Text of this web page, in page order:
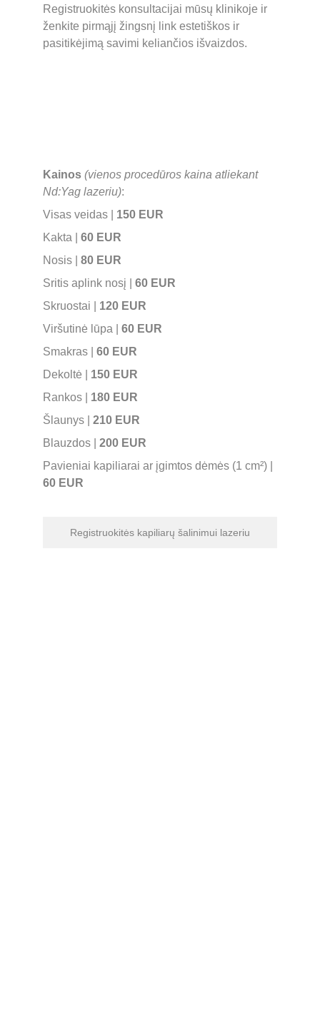
Registruokitės konsultacijai mūsų klinikoje ir
ženkite pirmąjį žingsnį link estetiškos ir
pasitikėjimą savimi keliančios išvaizdos.
Registruokitės kapiliarų šalinimui lazeriu
Kainos (vienos procedūros kaina atliekant
Nd:Yag lazeriu):
Visas veidas | 150 EUR
Kakta | 60 EUR
Nosis | 80 EUR
Sritis aplink nosį | 60 EUR
Skruostai | 120 EUR
Viršutinė lūpa | 60 EUR
Smakras | 60 EUR
Dekoltė |
150 EUR
Rankos | 180 EUR
Šlaunys | 210 EUR
Blauzdos | 200 EUR
Pavieniai kapiliarai ar įgimtos dėmės (1 cm²) |
60 EUR